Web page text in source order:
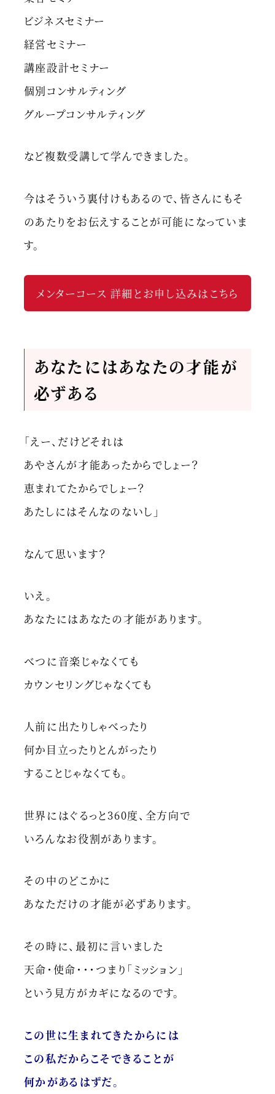
ビジネスセミナー
経営セミナー
講座設計セミナー
個別コンサルティング
グループコンサルティング
など複数受講して学んできました。
今はそういう裏付けもあるので、皆さんにもそ
のあたりをお伝えすることが可能になっていま
す。
メンターコース 詳細とお申し込みはこちら
あなたにはあなたの才能が
必ずある
「えー、だけどそれは
あやさんが才能あったからでしょー？
恵まれてたからでしょー？
あたしにはそんなのないし」
なんて思います？
いえ。
あなたにはあなたの才能があります。
べつに音楽じゃなくても
カウンセリングじゃなくても
人前に出たりしゃべったり
何か目立ったりとんがったり
することじゃなくても。
世界にはぐるっと360度、全方向で
いろんなお役割があります。
その中のどこかに
あなただけの才能が必ずあります。
その時に、最初に言いました
天命・使命・・・つまり「ミッション」
という見方がカギになるのです。
この世に生まれてきたからには
この私だからこそできることが
何かがあるはずだ。